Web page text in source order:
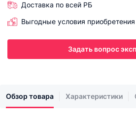
Доставка по всей РБ
Выгодные условия приобретения
Задать вопрос
Обзор товара Характеристики